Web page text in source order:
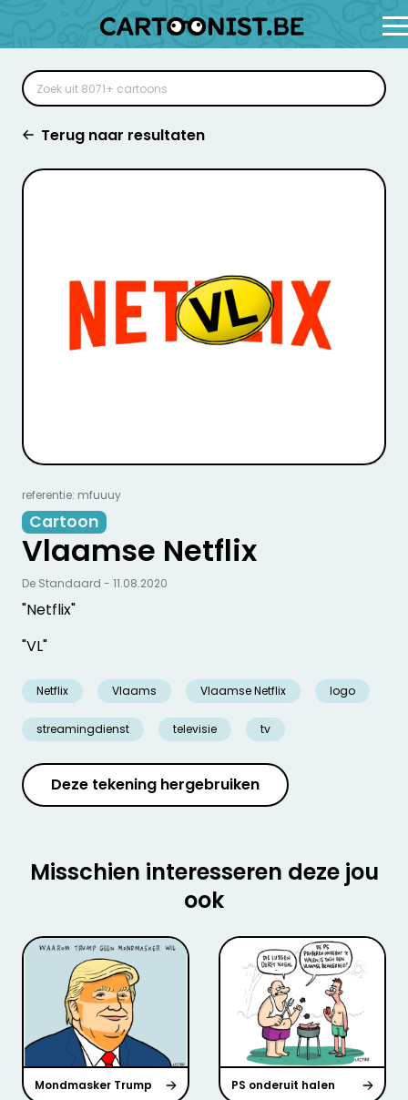
Terug naar resultaten
referentie: mfuuuy
Cartoon
Vlaamse Netflix
"Netflix"
"VL"
Netflix Vlaams Vlaamse Netflix logo
streamingdienst televisie tv
De Standaard - 11.08.2020
Deze tekening hergebruiken
Misschien interesseren deze jou
ook
Mondmasker Trump PS onderuit halen